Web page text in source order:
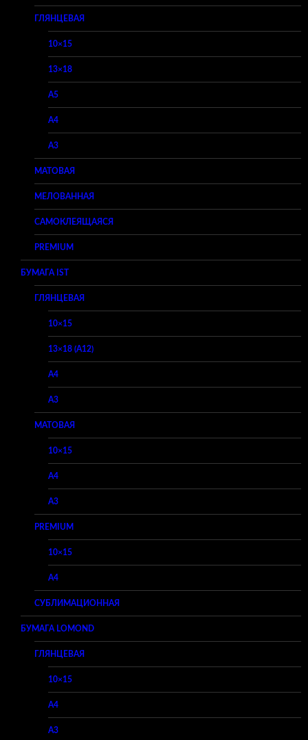
ГЛЯНЦЕВАЯ
10×15
13×18
A5
A4
A3
МАТОВАЯ
МЕЛОВАННАЯ
САМОКЛЕЯЩАЯСЯ
PREMIUM
БУМАГА IST
ГЛЯНЦЕВАЯ
10×15
13×18 (A12)
A4
A3
МАТОВАЯ
10×15
A4
A3
PREMIUM
10×15
A4
СУБЛИМАЦИОННАЯ
БУМАГА LOMOND
ГЛЯНЦЕВАЯ
10×15
A4
A3